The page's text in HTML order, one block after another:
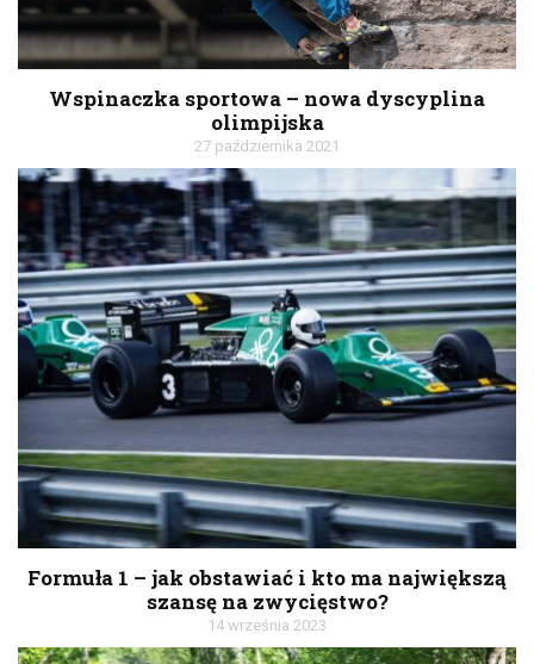
Wspinaczka sportowa – nowa dyscyplina
olimpijska
27 października 2021
Formuła 1 – jak obstawiać i kto ma największą
szansę na zwycięstwo?
14 września 2023